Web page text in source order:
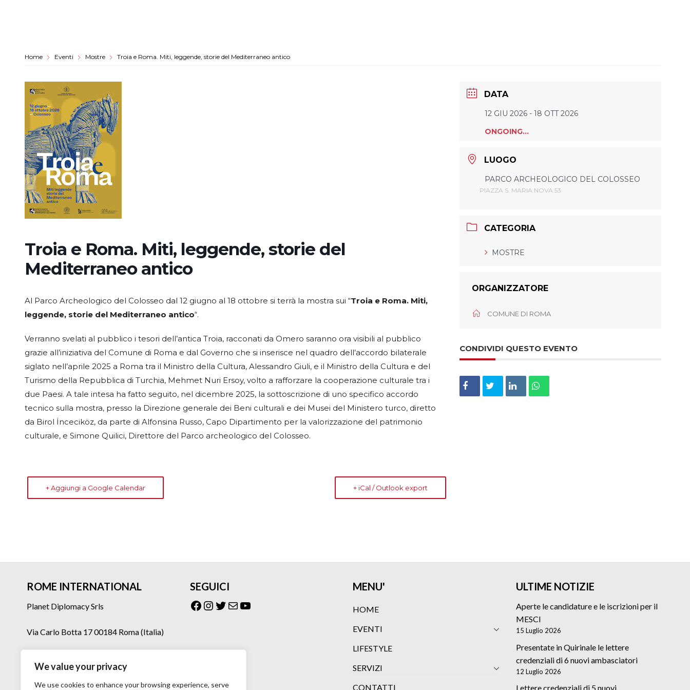
We value your privacy
We use cookies to enhance your browsing experience, serve
Home Eventi Mostre Troia e Roma. Miti, leggende, storie del Mediterraneo antico
Troia e Roma. Miti, leggende, storie del
Mediterraneo antico
Al Parco Archeologico del Colosseo dal 12 giugno al 18 ottobre si terrà la mostra sui “Troia e Roma. Miti,
leggende, storie del Mediterraneo antico“.
Verranno svelati al pubblico i tesori dell’antica Troia, racconati da Omero saranno ora visibili al pubblico
grazie all’iniziativa del Comune di Roma e dal Governo che si inserisce nel quadro dell’accordo bilaterale
siglato nell’aprile 2025 a Roma tra il Ministro della Cultura, Alessandro Giuli, e il Ministro della Cultura e del
Turismo della Repubblica di Turchia, Mehmet Nuri Ersoy, volto a rafforzare la cooperazione culturale tra i
due Paesi. A tale intesa ha fatto seguito, nel dicembre 2025, la sottoscrizione di uno specifico accordo
tecnico sulla mostra, presso la Direzione generale dei Beni culturali e dei Musei del Ministero turco, diretto
da Birol İnceciköz, da parte di Alfonsina Russo, Capo Dipartimento per la valorizzazione del patrimonio
culturale, e Simone Quilici, Direttore del Parco archeologico del Colosseo.
+ Aggiungi a Google Calendar + iCal / Outlook export
DATA
12 GIU 2026- 18 OTT 2026
ONGOING...
LUOGO
PARCO ARCHEOLOGICO DEL COLOSSEO
PIAZZA S. MARIA NOVA 53
CATEGORIA
MOSTRE
ORGANIZZATORE
COMUNE DI ROMA
CONDIVIDI QUESTO EVENTO
ROME INTERNATIONAL
Planet Diplomacy Srls
Via Carlo Botta 17 00184 Roma (Italia)
Mail: planetdiplomacy@gmail.com
SEGUICI
Facebook
Instagram
Twitter
EmailYouTube
MENU'
HOME
EVENTI
LIFESTYLE
SERVIZI
CONTATTI
ULTIME NOTIZIE
Aperte le candidature e le iscrizioni per il
MESCI
15 Luglio 2026
Presentate in Quirinale le lettere
credenziali di 6 nuovi ambasciatori
12 Luglio 2026
Lettere credenziali di 5 nuovi